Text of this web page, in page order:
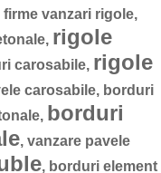
vanzari rigole,
rigole
carosabile, rigole
carosabile, borduri
borduri
, vanzare pavele
, borduri element